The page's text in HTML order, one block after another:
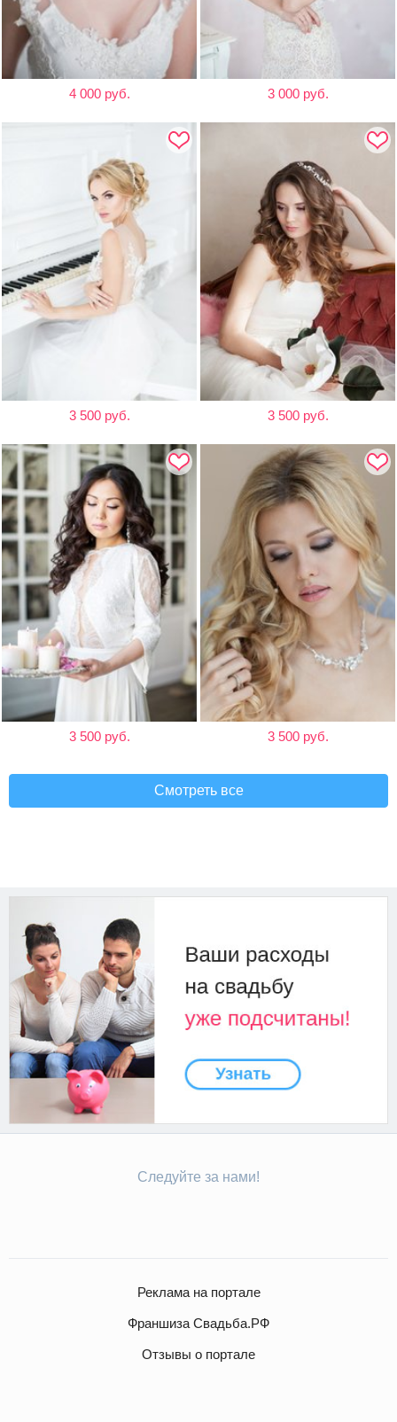
4 000 руб. 3 000 руб.
3 500 руб. 3 500 руб.
3 500 руб. 3 500 руб.
Смотреть все
Следуйте за нами!
Реклама на портале
Франшиза Свадьба.РФ
Отзывы о портале